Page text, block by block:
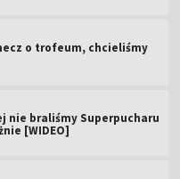
o trofeum, chcieliśmy
nie braliśmy Superpucharu
[WIDEO]